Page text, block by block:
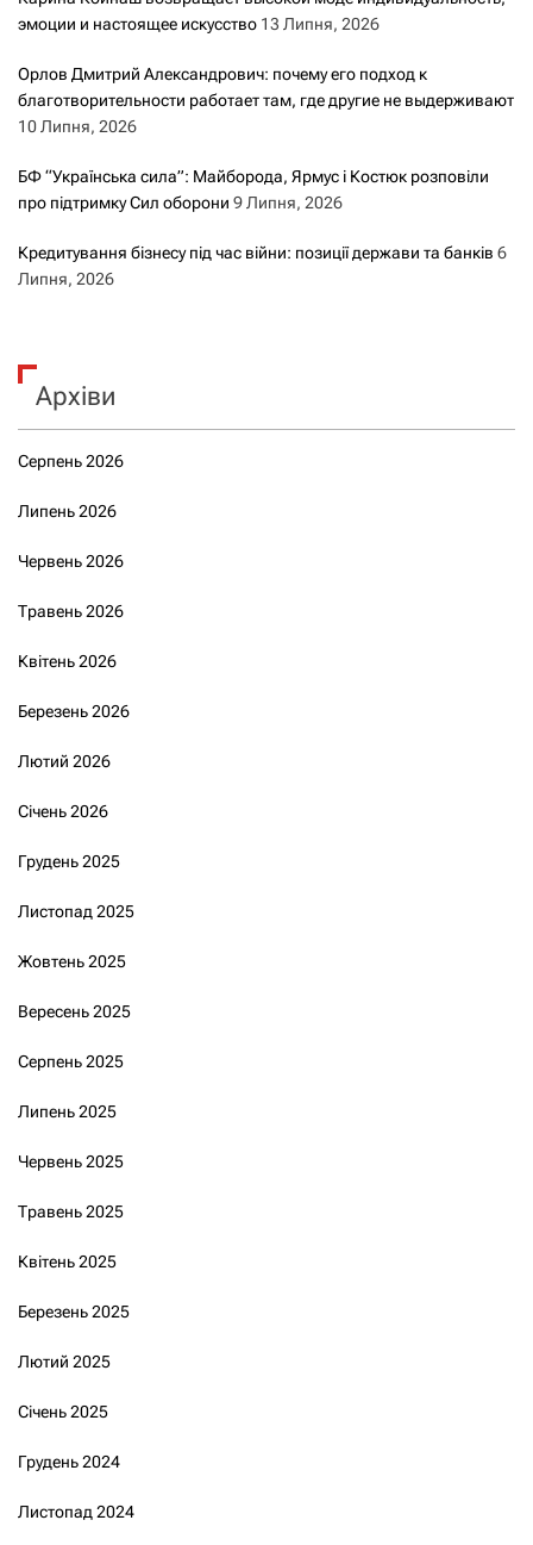
эмоции и настоящее искусство 13 Липня, 2026
Орлов Дмитрий Александрович: почему его подход к
благотворительности работает там, где другие не выдерживают
10 Липня, 2026
БФ “Українська сила”: Майборода, Ярмус і Костюк розповіли
про підтримку Сил оборони 9 Липня, 2026
Кредитування бізнесу під час війни: позиції держави та банків 6
Липня, 2026
Архіви
Серпень 2026
Липень 2026
Червень 2026
Травень 2026
Квітень 2026
Березень 2026
Лютий 2026
Січень 2026
Грудень 2025
Листопад 2025
Жовтень 2025
Вересень 2025
Серпень 2025
Липень 2025
Червень 2025
Травень 2025
Квітень 2025
Березень 2025
Лютий 2025
Січень 2025
Грудень 2024
Листопад 2024